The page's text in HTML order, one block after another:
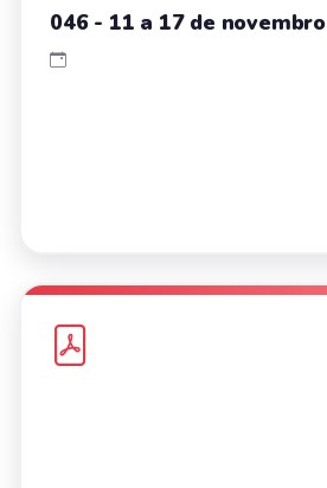
046 - 11 a 17 de novembro